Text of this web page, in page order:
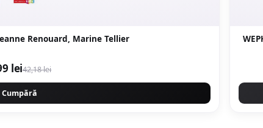
Renouard, Marine Tellier
lei42,18 lei
Cumpără